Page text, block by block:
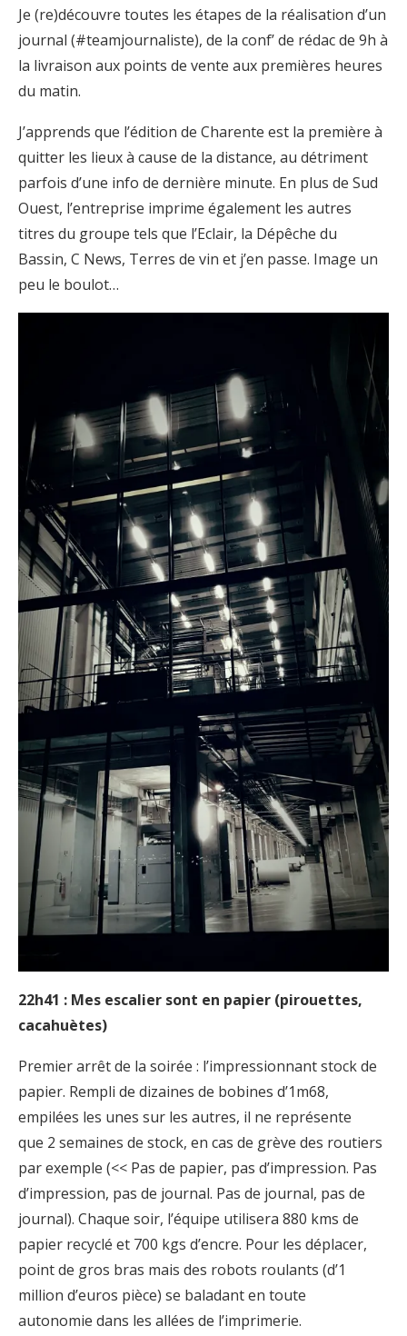
Je (re)découvre toutes les étapes de la réalisation d’un
journal (#teamjournaliste), de la conf’ de rédac de 9h à
la livraison aux points de vente aux premières heures
du matin.
J’apprends que l’édition de Charente est la première à
quitter les lieux à cause de la distance, au détriment
parfois d’une info de dernière minute. En plus de Sud
Ouest, l’entreprise imprime également les autres
titres du groupe tels que l’Eclair, la Dépêche du
Bassin, C News, Terres de vin et j’en passe. Image un
peu le boulot…
22h41 : Mes escalier sont en papier (pirouettes,
cacahuètes)
Premier arrêt de la soirée : l’impressionnant stock de
papier. Rempli de dizaines de bobines d’1m68,
empilées les unes sur les autres, il ne représente
que 2 semaines de stock, en cas de grève des routiers
par exemple (<< Pas de papier, pas d’impression. Pas
d’impression, pas de journal. Pas de journal, pas de
journal). Chaque soir, l’équipe utilisera 880 kms de
papier recyclé et 700 kgs d’encre. Pour les déplacer,
point de gros bras mais des robots roulants (d’1
million d’euros pièce) se baladant en toute
autonomie dans les allées de l’imprimerie.